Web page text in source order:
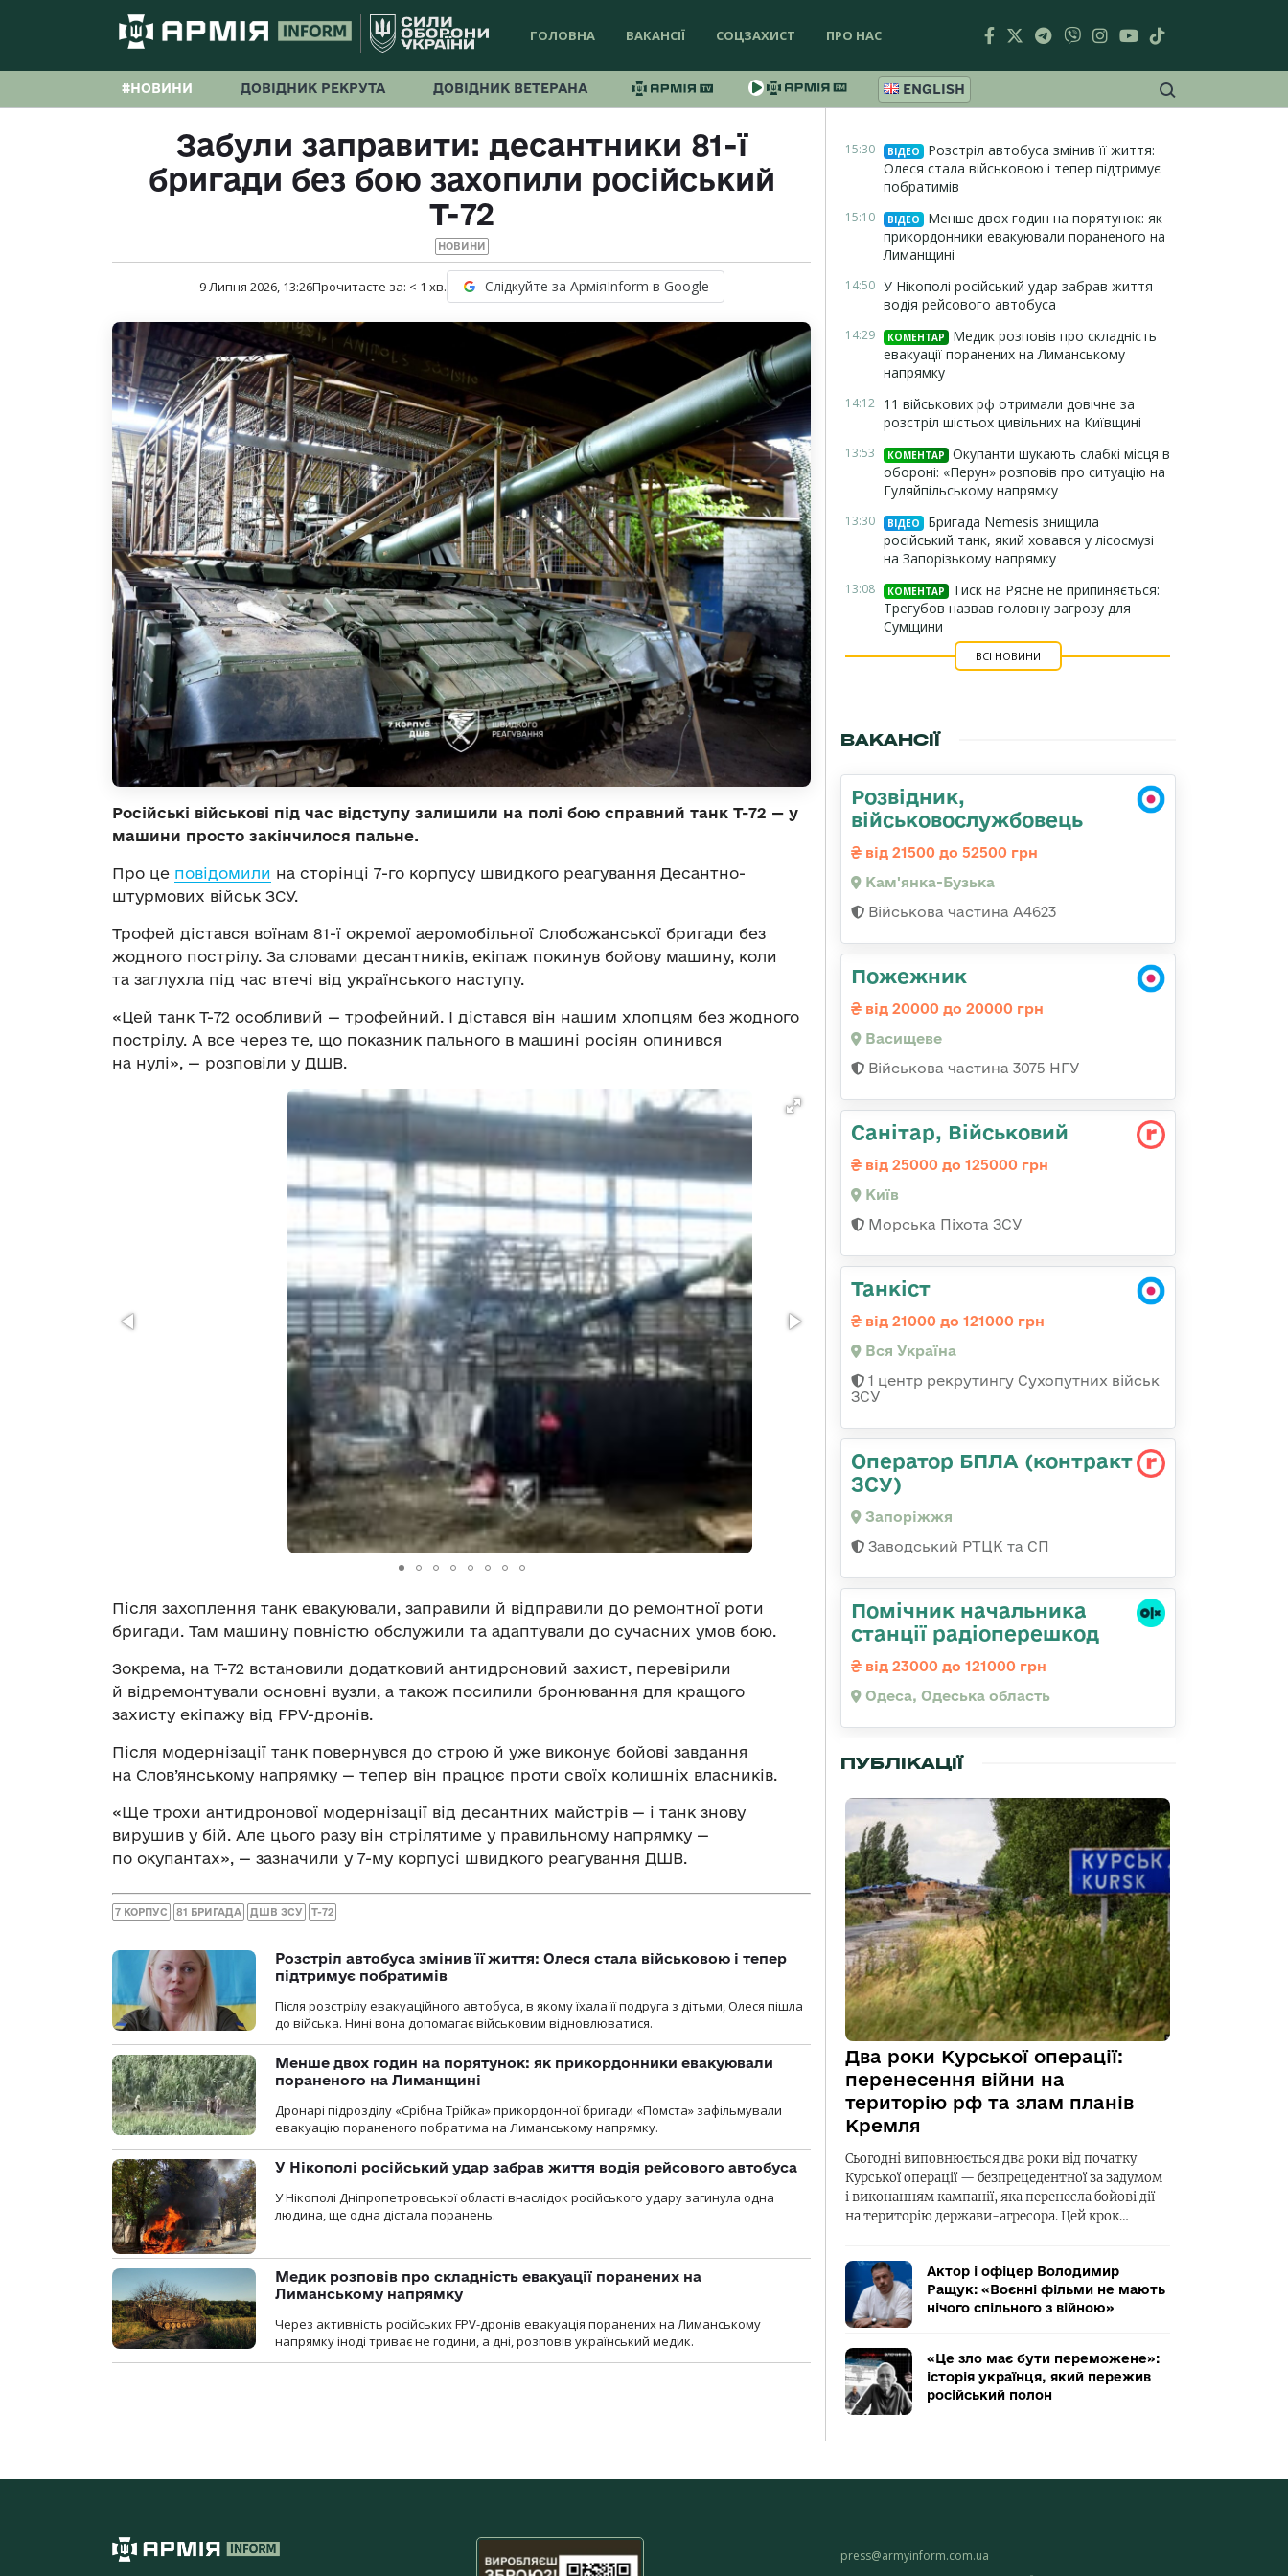
ГОЛОВНА ВАКАНСІЇ СОЦЗАХИСТ ПРО НАС
#НОВИНИ ДОВІДНИК РЕКРУТА ДОВІДНИК ВЕТЕРАНА ENGLISH
Забули заправити: десантники 81-ї
бригади без бою захопили російський
Т-72
НОВИНИ
9 Липня 2026, 13:26Прочитаєте за: < 1 хв. Слідкуйте за АрміяInform в Google
Російські військові під час відступу залишили на полі бою справний танк Т-72 — у
машини просто закінчилося пальне.
Про це повідомили на сторінці 7-го корпусу швидкого реагування Десантно-
штурмових військ ЗСУ.
Трофей дістався воїнам 81-ї окремої аеромобільної Слобожанської бригади без
жодного пострілу. За словами десантників, екіпаж покинув бойову машину, коли
та заглухла під час втечі від українського наступу.
«Цей танк Т-72 особливий — трофейний. І дістався він нашим хлопцям без жодного
пострілу. А все через те, що показник пального в машині росіян опинився
на нулі», — розповіли у ДШВ.
Після захоплення танк евакуювали, заправили й відправили до ремонтної роти
бригади. Там машину повністю обслужили та адаптували до сучасних умов бою.
Зокрема, на Т-72 встановили додатковий антидроновий захист, перевірили
й відремонтували основні вузли, а також посилили бронювання для кращого
захисту екіпажу від FPV-дронів.
Після модернізації танк повернувся до строю й уже виконує бойові завдання
на Слов’янському напрямку — тепер він працює проти своїх колишніх власників.
«Ще трохи антидронової модернізації від десантних майстрів — і танк знову
вирушив у бій. Але цього разу він стрілятиме у правильному напрямку —
по окупантах», — зазначили у 7-му корпусі швидкого реагування ДШВ.
7 КОРПУС 81 БРИГАДА ДШВ ЗСУ Т-72
Розстріл автобуса змінив її життя: Олеся стала військовою і тепер
підтримує побратимів
Після розстрілу евакуаційного автобуса, в якому їхала її подруга з дітьми, Олеся пішла
до війська. Нині вона допомагає військовим відновлюватися.
Менше двох годин на порятунок: як прикордонники евакуювали
пораненого на Лиманщині
Дронарі підрозділу «Срібна Трійка» прикордонної бригади «Помста» зафільмували
евакуацію пораненого побратима на Лиманському напрямку.
У Нікополі російський удар забрав життя водія рейсового автобуса
У Нікополі Дніпропетровської області внаслідок російського удару загинула одна
людина, ще одна дістала поранень.
Медик розповів про складність евакуації поранених на
Лиманському напрямку
Через активність російських FPV-дронів евакуація поранених на Лиманському
напрямку іноді триває не години, а дні, розповів український медик.
15:30 ВІДЕО
Розстріл автобуса змінив її життя:
Олеся стала військовою і тепер підтримує
побратимів
15:10 ВІДЕО
Менше двох годин на порятунок: як
прикордонники евакуювали пораненого на
Лиманщині
14:50 У Нікополі російський удар забрав життя
водія рейсового автобуса
14:29 КОМЕНТАР
Медик розповів про складність
евакуації поранених на Лиманському
напрямку
14:12 11 військових рф отримали довічне за
розстріл шістьох цивільних на Київщині
13:53 КОМЕНТАР
Окупанти шукають слабкі місця в
обороні: «Перун» розповів про ситуацію на
Гуляйпільському напрямку
13:30 ВІДЕО
Бригада Nemesis знищила
російський танк, який ховався у лісосмузі
на Запорізькому напрямку
13:08 КОМЕНТАР
Тиск на Рясне не припиняється:
Трегубов назвав головну загрозу для
Сумщини
ВСІ НОВИНИ
ВАКАНСІЇ
Розвідник,
військовослужбовець
від 21500 до 52500 грн
Кам'янка-Бузька
Військова частина А4623
Пожежник
від 20000 до 20000 грн
Васищеве
Військова частина 3075 НГУ
Санітар, Військовий
від 25000 до 125000 грн
Київ
Морська Піхота ЗСУ
Танкіст
від 21000 до 121000 грн
Вся Україна
1 центр рекрутингу Сухопутних військ
ЗСУ
Оператор БПЛА (контракт
ЗСУ)
Запоріжжя
Заводський РТЦК та СП
Помічник начальника
станції радіоперешкод
від 23000 до 121000 грн
Одеса, Одеська область
ПУБЛІКАЦІЇ
Два роки Курської операції:
перенесення війни на
територію рф та злам планів
Кремля
Сьогодні виповнюється два роки від початку
Курської операції — безпрецедентної за задумом
і виконанням кампанії, яка перенесла бойові дії
на територію держави-агресора. Цей крок…
Актор і офіцер Володимир
Ращук: «Воєнні фільми не мають
нічого спільного з війною»
«Це зло має бути переможене»:
історія українця, який пережив
російський полон
press@armyinform.com.ua